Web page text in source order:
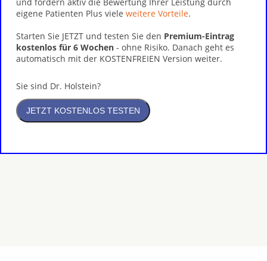
eigene Patienten Plus viele weitere Vorteile.
Starten Sie JETZT und testen Sie den Premium-Eintrag
kostenlos für 6 Wochen - ohne Risiko. Danach geht es
automatisch mit der KOSTENFREIEN Version weiter.
Sie sind Dr. Holstein?